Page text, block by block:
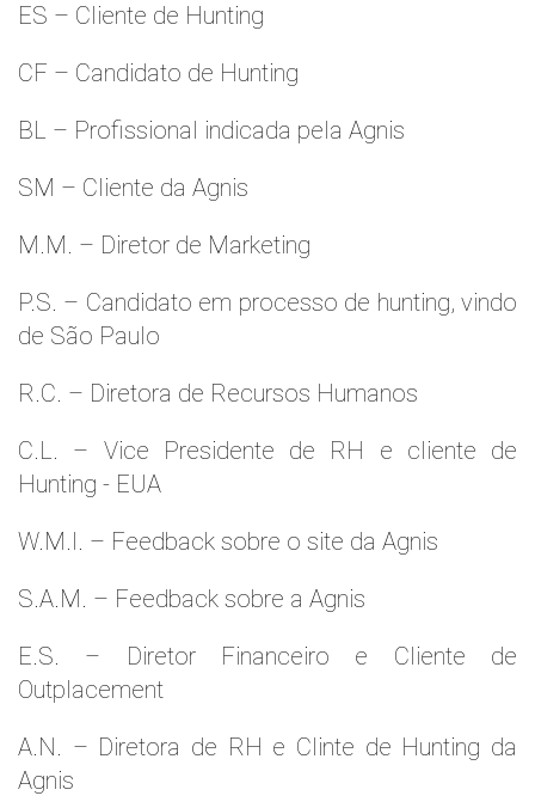
ES – Cliente de Hunting
CF – Candidato de Hunting
BL – Profissional indicada pela Agnis
SM – Cliente da Agnis
M.M. – Diretor de Marketing
P.S. – Candidato em processo de hunting, vindo
de São Paulo
R.C. – Diretora de Recursos Humanos
C.L. – Vice Presidente de RH e cliente de
Hunting - EUA
W.M.l. – Feedback sobre o site da Agnis
S.A.M. – Feedback sobre a Agnis
E.S. – Diretor Financeiro e Cliente de
Outplacement
A.N. – Diretora de RH e Clinte de Hunting da
Agnis